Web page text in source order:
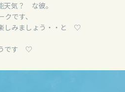
天気？ な彼。
です、
しみましょう・・と ♡
うです ♡